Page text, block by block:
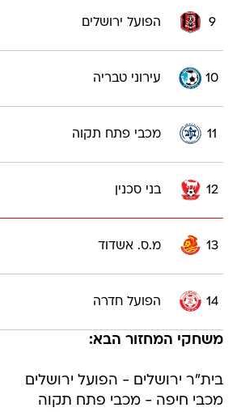
9 הפועל ירושלים
10 עירוני טבריה
11 מכבי פתח תקוה
12 בני סכנין
13 מ.ס. אשדוד
14 הפועל חדרה
משחקי המחזור הבא:
בית"ר ירושלים - הפועל ירושלים
מכבי חיפה - מכבי פתח תקוה